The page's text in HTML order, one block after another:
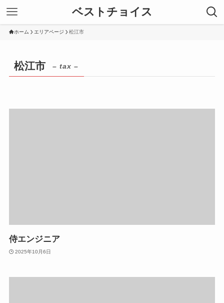
ベストチョイス
ホーム エリアページ 松江市
松江市 – tax –
侍エンジニア
2025年10月6日